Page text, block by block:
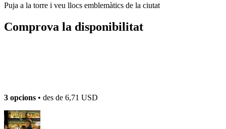
Puja a la torre i veu llocs emblemàtics de la ciutat
Comprova la disponibilitat
3 opcions • des de 6,71 USD